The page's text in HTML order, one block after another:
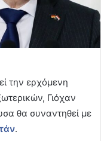
την ερχόμενη
Γιόχαν
θα συναντηθεί με
.